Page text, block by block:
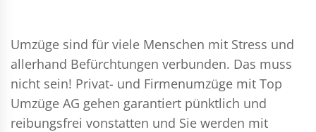
Umzüge sind für viele Menschen mit Stress und
allerhand Befürchtungen verbunden. Das muss
nicht sein! Privat- und Firmenumzüge mit Top
Umzüge AG gehen garantiert pünktlich und
reibungsfrei vonstatten und Sie werden mit